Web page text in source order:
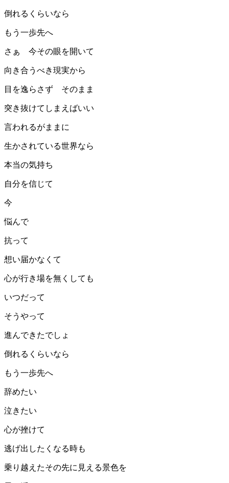
倒れるくらいなら
もう一歩先へ
さぁ 今その眼を開いて
向き合うべき現実から
目を逸らさず そのまま
突き抜けてしまえばいい
言われるがままに
生かされている世界なら
本当の気持ち
自分を信じて
今
悩んで
抗って
想い届かなくて
心が行き場を無くしても
いつだって
そうやって
進んできたでしょ
倒れるくらいなら
もう一歩先へ
辞めたい
泣きたい
心が挫けて
逃げ出したくなる時も
乗り越えたその先に見える景色を